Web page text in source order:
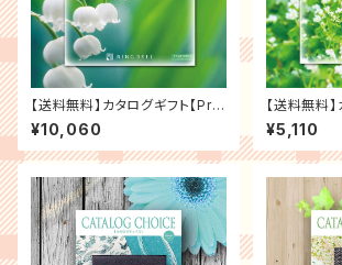
【送料無料】カタログギフト【Pre
sentage プレゼンテージ】「シ
ンフォニー」 ギフト お返し 内祝
い 香典返し 結婚祝い 引出物 グ
祝いなど ギフト プレゼント カタ
ログギフト
¥10,060
【送料無料
sentage プ
ャズ」 ギフ
返し 結婚祝
ど ギフト
フト
¥5,110